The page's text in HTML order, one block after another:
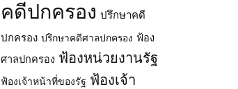
คดีปกครอง ปรึกษาคดี
ปกครอง ปรึกษาคดีศาลปกครอง ฟ้อง
ศาลปกครอง ฟ้องหน่วยงานรัฐ
ฟ้องเจ้าหน้าที่ของรัฐ ฟ้องเจ้า